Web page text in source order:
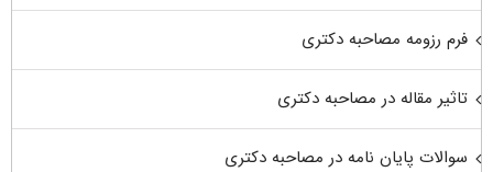
فرم رزومه مصاحبه دکتری
تاثیر مقاله در مصاحبه دکتری
سوالات پایان نامه در مصاحبه دکتری